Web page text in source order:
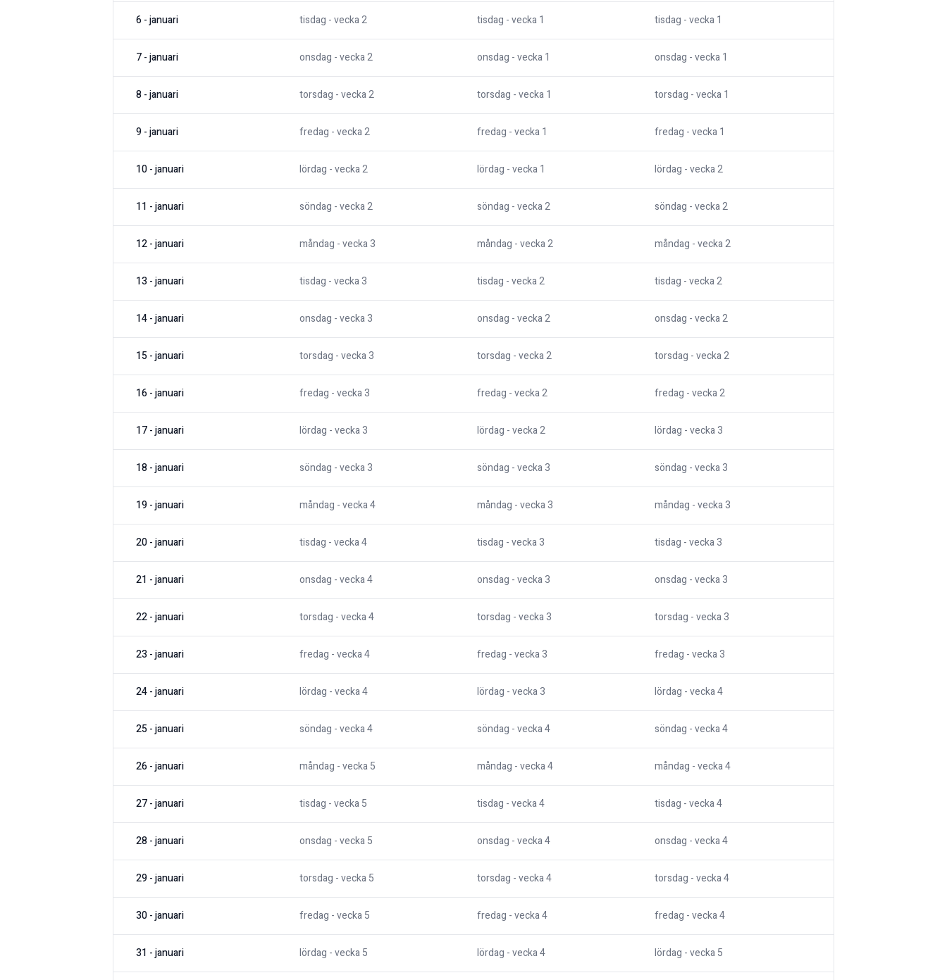
6-januari tisdag - vecka2 tisdag - vecka1 tisdag - vecka1
7-januari onsdag - vecka2 onsdag - vecka1 onsdag - vecka1
8-januari torsdag - vecka2 torsdag - vecka1 torsdag - vecka1
9-januari fredag - vecka2 fredag - vecka1 fredag - vecka1
10-januari lördag - vecka2 lördag - vecka1 lördag - vecka2
11 -januari söndag - vecka2 söndag - vecka2 söndag - vecka2
12-januari måndag - vecka3 måndag - vecka2 måndag - vecka2
13 -januari tisdag - vecka3 tisdag - vecka2 tisdag - vecka2
14-januari onsdag - vecka3 onsdag - vecka2 onsdag - vecka2
15-januari torsdag - vecka3 torsdag - vecka2 torsdag - vecka2
16-januari fredag - vecka3 fredag - vecka2 fredag - vecka2
17-januari lördag - vecka3 lördag - vecka2 lördag - vecka3
18-januari söndag - vecka3 söndag - vecka3 söndag - vecka3
19-januari måndag - vecka4 måndag - vecka3 måndag - vecka3
20-januari tisdag - vecka4 tisdag - vecka3 tisdag - vecka3
21 -januari onsdag - vecka4 onsdag - vecka3 onsdag - vecka3
22-januari torsdag - vecka4 torsdag - vecka3 torsdag - vecka3
23 -januari fredag - vecka4 fredag - vecka3 fredag - vecka3
24-januari lördag - vecka4 lördag - vecka3 lördag - vecka4
25-januari söndag - vecka4 söndag - vecka4 söndag - vecka4
26-januari måndag - vecka5 måndag - vecka4 måndag - vecka4
27-januari tisdag - vecka5 tisdag - vecka4 tisdag - vecka4
28-januari onsdag - vecka5 onsdag - vecka4 onsdag - vecka4
29-januari torsdag - vecka5 torsdag - vecka4 torsdag - vecka4
30-januari fredag - vecka5 fredag - vecka4 fredag - vecka4
31 -januari lördag - vecka5 lördag - vecka4 lördag - vecka5